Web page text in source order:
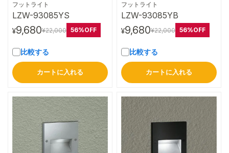
フットライト
LZW-93085YS
¥9,680¥22,000 56%OFF
比較する
カートに入れる
フットライト
LZW-93085YB
¥9,680¥22,000 56%OFF
比較する
カートに入れる